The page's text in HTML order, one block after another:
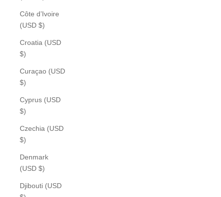
Côte d’Ivoire
(USD $)
Croatia (USD
$)
Curaçao (USD
$)
Cyprus (USD
$)
Czechia (USD
$)
Denmark
(USD $)
Djibouti (USD